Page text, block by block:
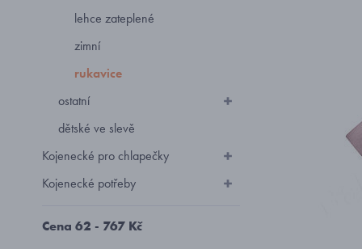
lehce zateplené
zimní
rukavice
ostatní
dětské ve slevě
Kojenecké pro chlapečky
Kojenecké potřeby
Cena 62 - 767 Kč